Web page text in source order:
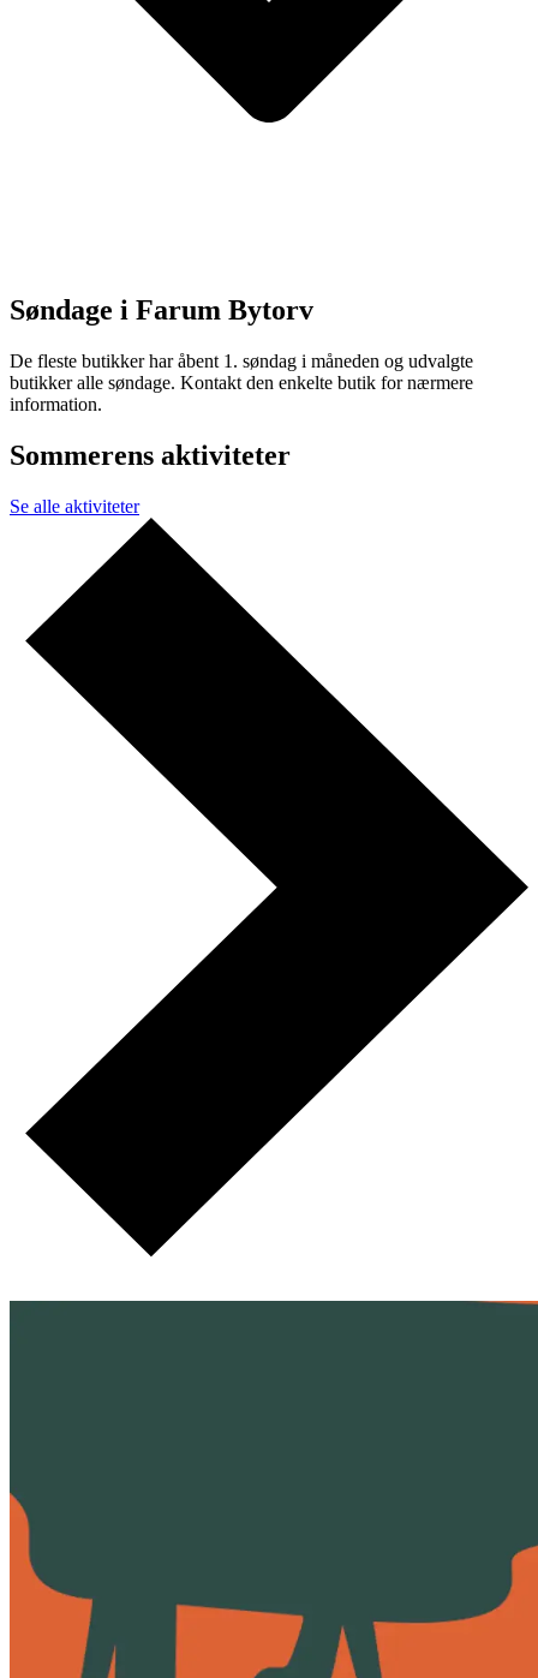
Søndage i Farum Bytorv
De fleste butikker har åbent 1. søndag i måneden og udvalgte
butikker alle søndage. Kontakt den enkelte butik for nærmere
information.
Sommerens aktiviteter
Se alle aktiviteter